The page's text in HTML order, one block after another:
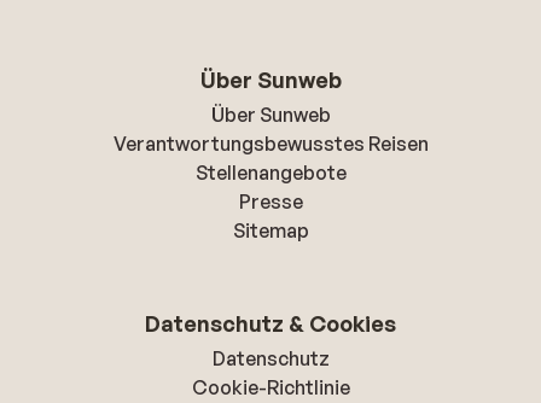
Über Sunweb
Über Sunweb
Verantwortungsbewusstes Reisen
Stellenangebote
Presse
Sitemap
Datenschutz & Cookies
Datenschutz
Cookie-Richtlinie